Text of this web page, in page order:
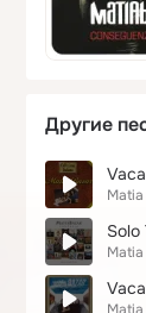
Другие
Solo